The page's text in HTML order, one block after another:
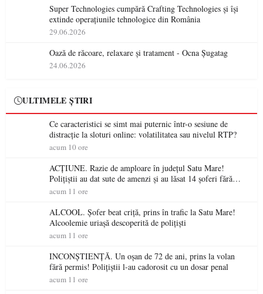
Super Technologies cumpără Crafting Technologies și își
extinde operațiunile tehnologice din România
29.06.2026
Oază de răcoare, relaxare și tratament - Ocna Șugatag
24.06.2026
ULTIMELE ȘTIRI
Ce caracteristici se simt mai puternic într-o sesiune de
distracție la sloturi online: volatilitatea sau nivelul RTP?
acum 10 ore
ACȚIUNE. Razie de amploare în județul Satu Mare!
Polițiștii au dat sute de amenzi și au lăsat 14 șoferi fără
permis într-o singură zi
acum 11 ore
ALCOOL. Șofer beat criță, prins în trafic la Satu Mare!
Alcoolemie uriașă descoperită de polițiști
acum 11 ore
INCONȘTIENȚĂ. Un oșan de 72 de ani, prins la volan
fără permis! Polițiștii l-au cadorosit cu un dosar penal
acum 11 ore